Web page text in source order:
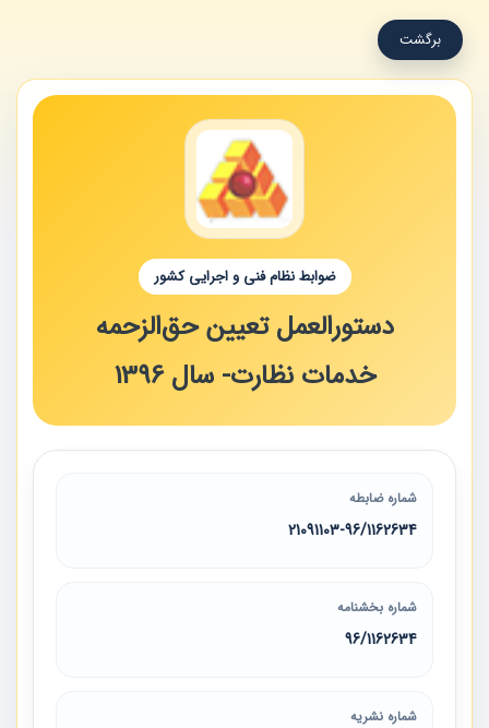
برگشت
ضوابط نظام فنی و اجرایی کشور
دستورالعمل تعیین حق‌الزحمه
خدمات نظارت- سال 1396
شماره ضابطه
21091103-96/1162634
شماره بخشنامه
96/1162634
شماره نشریه